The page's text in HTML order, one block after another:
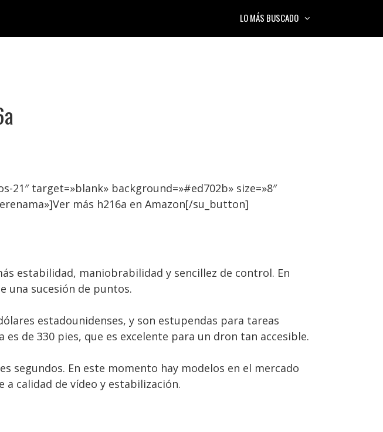
LO MÁS BUSCADO
target=»blank» background=»#ed702b» size=»8″
más h216a en Amazon[/su_button]
estabilidad, maniobrabilidad y sencillez de control. En
una sucesión de puntos.
estadounidenses, y son estupendas para tareas
de 330 pies, que es excelente para un dron tan accesible.
segundos. En este momento hay modelos en el mercado
calidad de vídeo y estabilización.